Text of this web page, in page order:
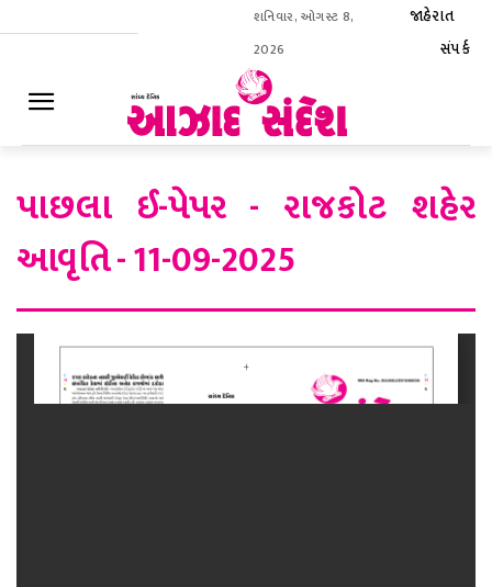
શનિવાર, ઓગસ્ટ 8,
2026
જાહેરાત
સંપર્ક
પાછલા ઈ-પેપર - રાજકોટ શહેર
આવૃતિ - 11-09-2025